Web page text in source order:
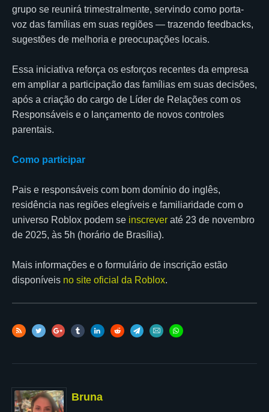
grupo se reunirá trimestralmente, servindo como porta-
voz das famílias em suas regiões — trazendo feedbacks,
sugestões de melhoria e preocupações locais.
Essa iniciativa reforça os esforços recentes da empresa
em ampliar a participação das famílias em suas decisões,
após a criação do cargo de Líder de Relações com os
Responsáveis e o lançamento de novos controles
parentais.
Como participar
Pais e responsáveis com bom domínio do inglês,
residência nas regiões elegíveis e familiaridade com o
universo Roblox podem se inscrever até 23 de novembro
de 2025, às 5h (horário de Brasília).
Mais informações e o formulário de inscrição estão
disponíveis no site oficial da Roblox.
Bruna